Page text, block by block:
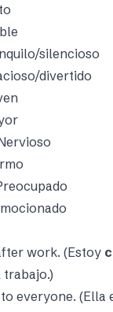
silencioso
divertido
work. (Estoy
trabajo.)
to everyone. (Ella